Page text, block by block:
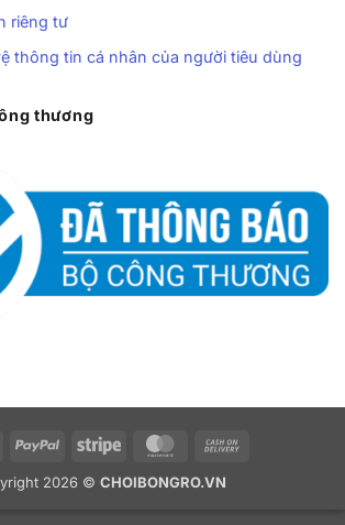
riêng tư
thông tin cá nhân của người tiêu dùng
thương
Visa PayPal Stripe MasterCard
2026 © CHOIBONGRO.VN